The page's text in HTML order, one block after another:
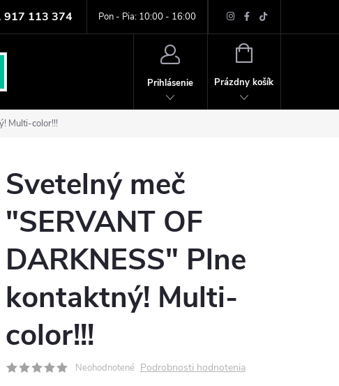
917 113 374 Pon - Pia: 10:00 - 16:00
osobných údajov
Prihlásenie
NÁKUPNÝ
Prázdny košík
Multi-color!!!
Svetelný meč
"SERVANT OF
DARKNESS" Plne
kontaktný! Multi-
color!!!
Neohodnotené Podrobnosti hodnotenia